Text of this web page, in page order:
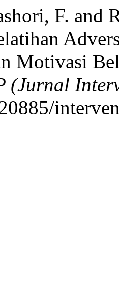
F. and
Motivasi
(Jurnal